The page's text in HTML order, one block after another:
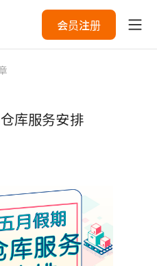
会员注册
库服务安排